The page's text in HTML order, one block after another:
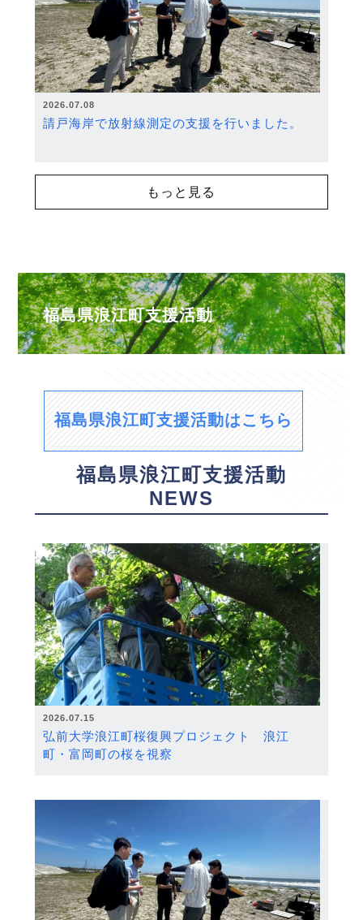
2026.07.08
請戸海岸で放射線測定の支援を行いました。
もっと見る
福島県浪江町支援活動
福島県浪江町支援活動はこちら
福島県浪江町支援活動
NEWS
2026.07.15
弘前大学浪江町桜復興プロジェクト 浪江
町・富岡町の桜を視察